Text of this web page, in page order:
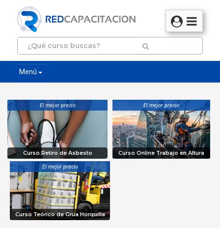
Menú
El mejor precio
Curso Retiro de Asbesto
El mejor precio
Curso Online Trabajo en Altura
El mejor precio
Curso Teórico de Grúa Horquilla